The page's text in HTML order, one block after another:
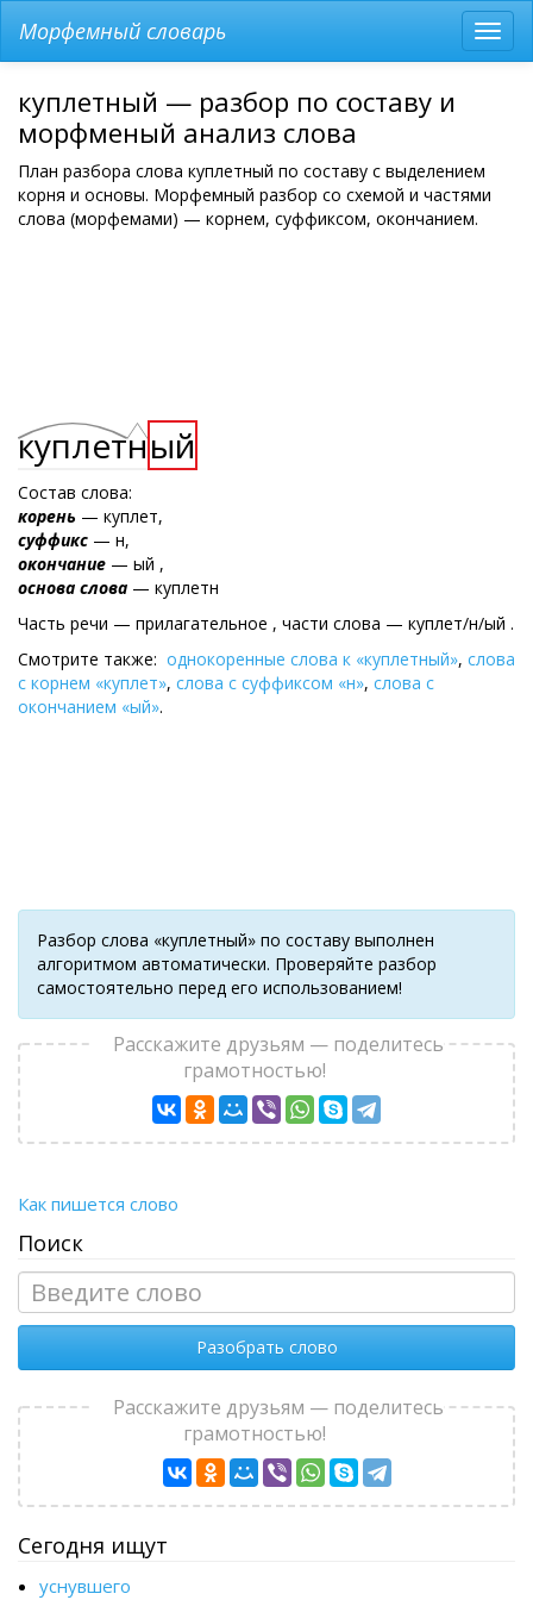
меню
Морфемный словарь
куплетный — разбор по составу и
морфменый анализ слова
План разбора слова куплетный по составу с выделением
корня и основы. Морфемный разбор со схемой и частями
слова (морфемами) — корнем, суффиксом, окончанием.
куплетный
Состав слова:
корень — куплет,
суффикс — н,
окончание — ый ,
основа слова — куплетн
Часть речи — прилагательное , части слова — куплет/н/ый .
Смотрите также: однокоренные слова к «куплетный», слова
с корнем «куплет», слова с суффиксом «н», слова с
окончанием «ый».
Разбор слова «куплетный» по составу выполнен
алгоритмом автоматически. Проверяйте разбор
самостоятельно перед его использованием!
Расскажите друзьям — поделитесь
грамотностью!
Как пишется слово
Поиск
Разобрать слово
Расскажите друзьям — поделитесь
грамотностью!
Сегодня ищут
уснувшего